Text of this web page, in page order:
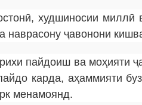
худшиносии
наврасону ҷавонони
пайдоиш ва моҳияти
карда, аҳаммияти
менамоянд.